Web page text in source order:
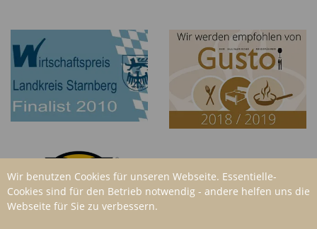
Wir benutzen Cookies für unseren Webseite. Essentielle-
Cookies sind für den Betrieb notwendig - andere helfen uns die
Webseite für Sie zu verbessern.